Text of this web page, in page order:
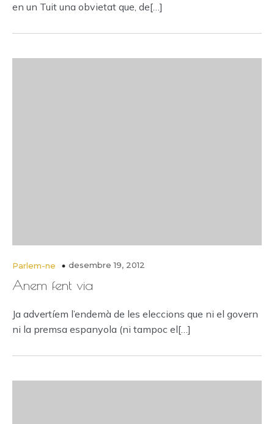
en un Tuit una obvietat que, de[…]
Parlem-ne desembre 19, 2012
Anem fent via
Ja advertíem l’endemà de les eleccions que ni el govern
ni la premsa espanyola (ni tampoc el[…]